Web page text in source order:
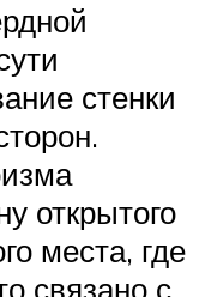
стенки
открытого
места, где
связано с